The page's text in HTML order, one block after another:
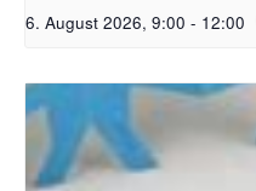
6. August 2026, 9:00 - 12:00